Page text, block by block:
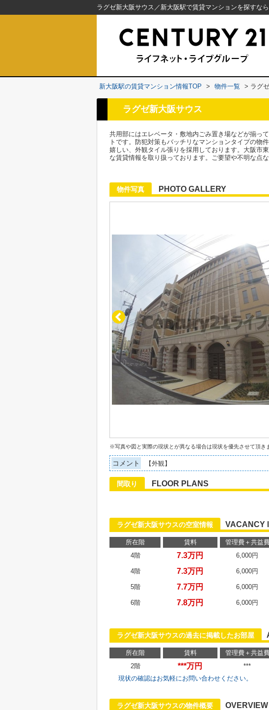
新大阪駅の賃貸マンション情報TOP > 物件一覧 > ラグ
ラグゼ新大阪サウス
共用部にはエレベータ・敷地内ごみ置き場などが揃っ
トです。防犯対策もバッチリなマンションタイプの物
嬉しい、外観タイル張りを採用しております。大阪市
な賃貸情報を取り扱っております。ご要望や不明な点
物件写真 PHOTO GALLERY
※写真や図と実際の現状とが異なる場合は現状を優先させて頂き
コメント 【外観】
間取り FLOOR PLANS
ラグゼ新大阪サウスの空室情報 VACANCY
所在階 賃料 管理費＋共益
4階
7.3万円 6,000円
4階 7.3万円 6,000円
5階 7.7万円 6,000円
6階 7.8万円 6,000円
ラグゼ新大阪サウスの過去に掲載したお部屋
所在階 賃料 管理費＋共益
2階
***万円 ***
現状の確認はお気軽にお問い合わせください。
ラグゼ新大阪サウスの物件概要 OVERVIEW